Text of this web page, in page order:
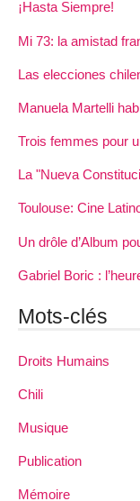
¡Hasta Siempre!
Mi 73: la amistad
Las elecciones
Manuela Martelli
Trois femmes pour
La "Nueva
Toulouse: Cine
Un drôle d’Album
Gabriel Boric :
Mots-clés
Droits Humains
Chili
Musique
Publication
Mémoire